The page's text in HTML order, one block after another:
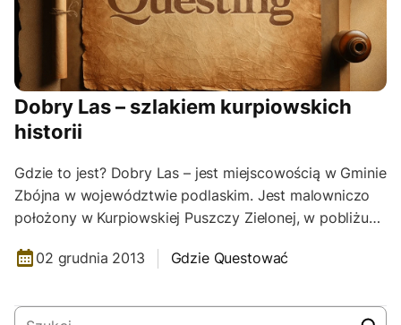
Dobry Las – szlakiem kurpiowskich
historii
Gdzie to jest? Dobry Las – jest miejscowością w Gminie
Zbójna w województwie podlaskim. Jest malowniczo
położony w Kurpiowskiej Puszczy Zielonej, w pobliżu…
02 grudnia 2013 Gdzie Questować